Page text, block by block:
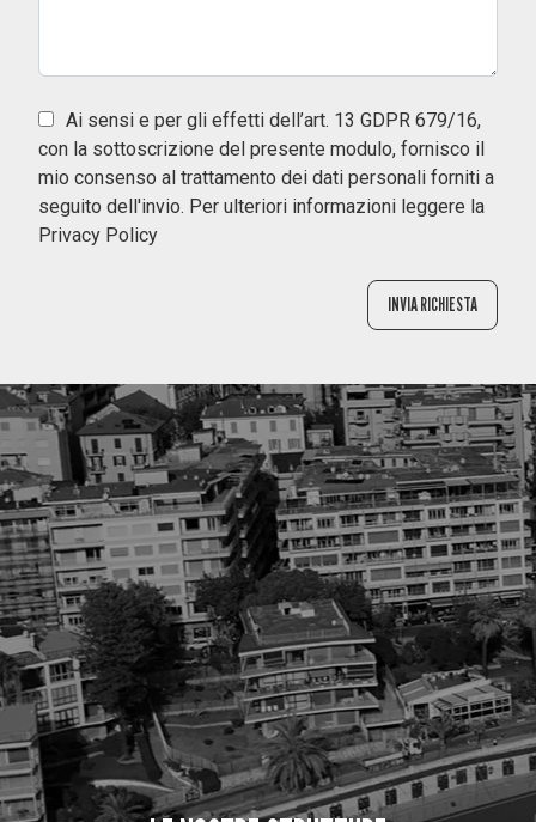
Ai sensi e per gli effetti dell’art. 13 GDPR 679/16,
con la sottoscrizione del presente modulo, fornisco il
mio consenso al trattamento dei dati personali forniti a
seguito dell'invio. Per ulteriori informazioni leggere la
Privacy Policy